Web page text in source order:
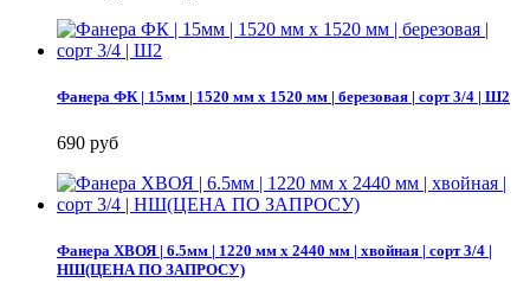
Фанера ФК | 15мм | 1520 мм х 1520 мм | березовая | сорт 3/4 | Ш2
690 руб
Фанера ХВОЯ | 6.5мм | 1220 мм х 2440 мм | хвойная | сорт 3/4 |
НШ(ЦЕНА ПО ЗАПРОСУ)